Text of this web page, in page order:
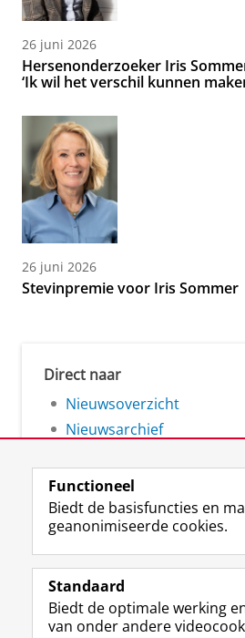
26 juni 2026
Hersenonderzoeker Iris
‘Ik wil het verschil kunnen
26 juni 2026
Stevinpremie voor Iris Sommer
Direct naar
Nieuwsoverzicht
Nieuwsarchief
Volg de RUG
F
a
e
b
i
Studiekiezers
Functioneel
Biedt de basisfuncties en
geanonimiseerde cookies.
Standaard
Biedt de optimale werking
van onder andere